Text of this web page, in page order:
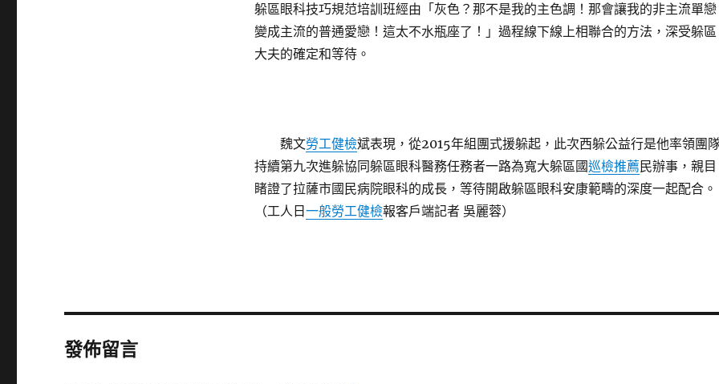
躲區眼科技巧規范培訓班經由「灰色？那不是我的主色調！那會讓我的非主流單戀
變成主流的普通愛戀！這太不水瓶座了！」過程線下線上相聯合的方法，深受躲區
大夫的確定和等待。
魏文勞工健檢斌表現，從2015年組團式援躲起，此次西躲公益行是他率領團
持續第九次進躲協同躲區眼科醫務任務者一路為寬大躲區國巡檢推薦 民辦事，親目
睹證了拉薩市國民病院眼科的成長，等待開啟躲區眼科安康範疇的深度一起配合。
（工人日 一般勞工健檢報客戶端記者 吳麗蓉）
發佈留言